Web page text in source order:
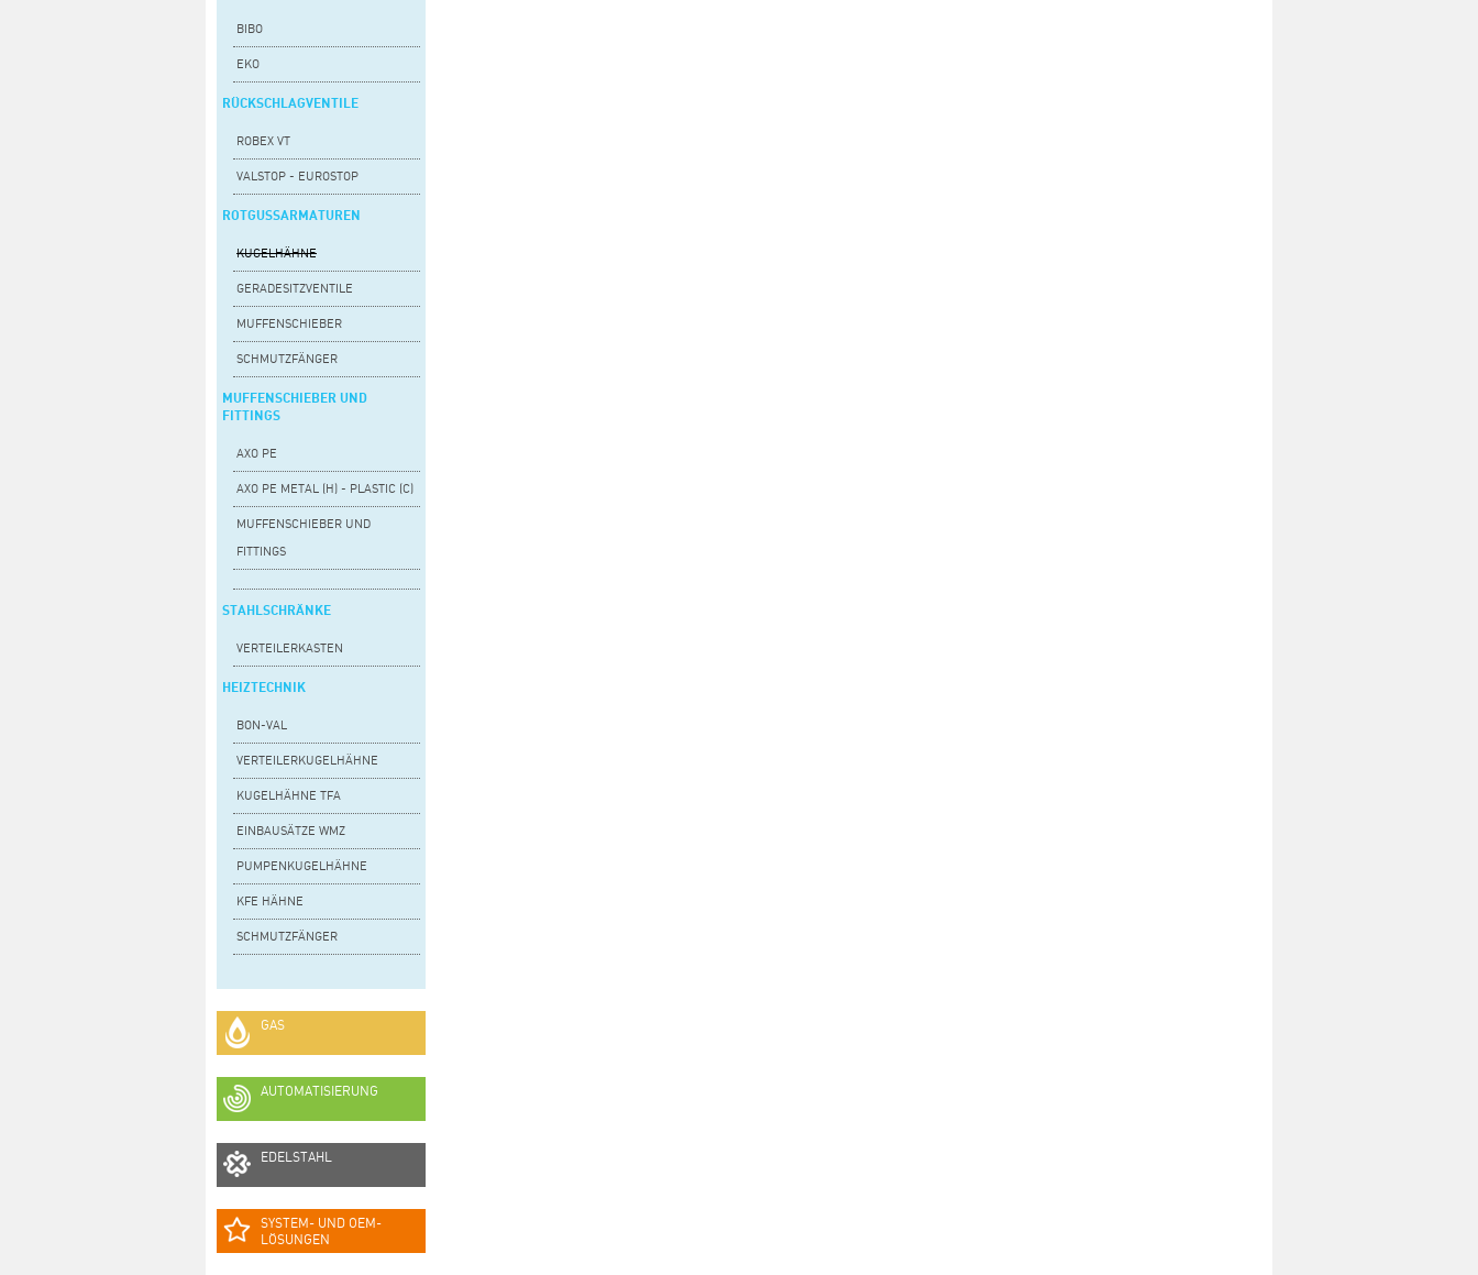
BIBO
EKO
RÜCKSCHLAGVENTILE
ROBEX VT
VALSTOP - EUROSTOP
ROTGUSSARMATUREN
KUGELHÄHNE
GERADESITZVENTILE
MUFFENSCHIEBER
SCHMUTZFÄNGER
MUFFENSCHIEBER UND
FITTINGS
AXO PE
AXO PE METAL (H) - PLASTIC (C)
MUFFENSCHIEBER UND
FITTINGS
STAHLSCHRÄNKE
VERTEILERKASTEN
HEIZTECHNIK
BON-VAL
VERTEILERKUGELHÄHNE
KUGELHÄHNE TFA
EINBAUSÄTZE WMZ
PUMPENKUGELHÄHNE
KFE HÄHNE
SCHMUTZFÄNGER
GAS
AUTOMATISIERUNG
EDELSTAHL
SYSTEM- UND OEM-
LÖSUNGEN